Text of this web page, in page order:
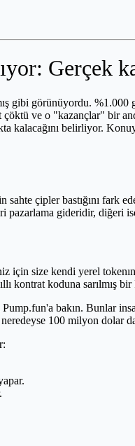
Gerçek
gibi görünüyordu.
çöktü ve o "kazançlar"
kalacağını belirliyor.
çipler bastığını fark
pazarlama gideridir, diğeri
size kendi yerel
kontrat koduna sarılmış bir
bakın. Bunlar
100 milyon dolar